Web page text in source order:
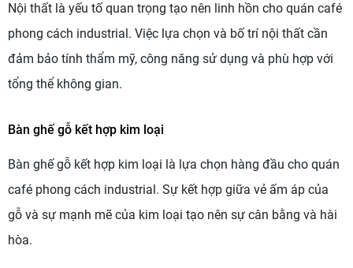
Nội thất là yếu tố quan trọng tạo nên linh hồn cho quán café
phong cách industrial. Việc lựa chọn và bố trí nội thất cần
đảm bảo tính thẩm mỹ, công năng sử dụng và phù hợp với
tổng thể không gian.
Bàn ghế gỗ kết hợp kim loại
Bàn ghế gỗ kết hợp kim loại là lựa chọn hàng đầu cho quán
café phong cách industrial. Sự kết hợp giữa vẻ ấm áp của
gỗ và sự mạnh mẽ của kim loại tạo nên sự cân bằng và hài
hòa.